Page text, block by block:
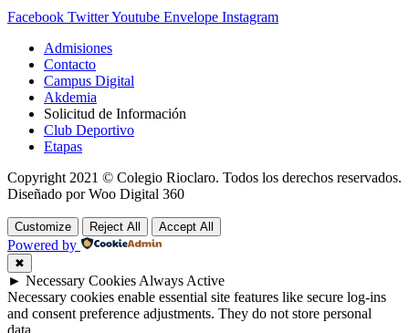
Facebook TwitterYoutube Envelope Instagram
Admisiones
Contacto
Campus Digital
Akdemia
Solicitud de Información
Club Deportivo
Etapas
Copyright 2021 © Colegio Rioclaro. Todos los derechos reservados.
Diseñado por Woo Digital 360
Customize Reject All Accept All
Powered by
✖
► Necessary Cookies Always Active
Necessary cookies enable essential site features like secure log-ins
and consent preference adjustments. They do not store personal
data.